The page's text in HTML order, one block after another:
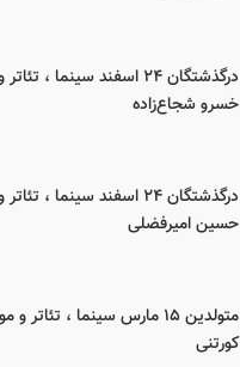
درگذشتگان ۲۴ اسفند سینما ،
خسرو شجاع‌زاده
درگذشتگان ۲۴ اسفند سینما ،
حسین امیرفضلی
متولدین ۱۵ مارس سینما ،
کورتنی